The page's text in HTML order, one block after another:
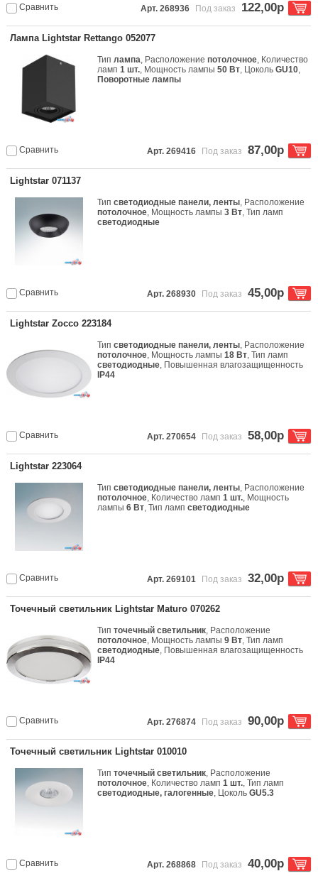
Сравнить Арт. 268936 Под заказ 122,00р
Лампа Lightstar Rettango 052077
Типлампа, Расположениепотолочное, Количество
ламп1 шт., Мощность лампы50 Вт, ЦокольGU10,
Поворотные лампы
Сравнить Арт. 269416 Под заказ 87,00р
Lightstar 071137
Типсветодиодные панели, ленты, Расположение
потолочное, Мощность лампы3 Вт, Тип ламп
светодиодные
Сравнить Арт. 268930 Под заказ 45,00р
Lightstar Zocco 223184
Типсветодиодные панели, ленты, Расположение
потолочное, Мощность лампы18 Вт, Тип ламп
светодиодные, Повышенная влагозащищенность
IP44
Сравнить Арт. 270654 Под заказ 58,00р
Lightstar 223064
Типсветодиодные панели, ленты, Расположение
потолочное, Количество ламп1 шт., Мощность
лампы6 Вт, Тип лампсветодиодные
Сравнить Арт. 269101 Под заказ 32,00р
Точечный светильник Lightstar Maturo 070262
Типточечный светильник, Расположение
потолочное, Мощность лампы9 Вт, Тип ламп
светодиодные, Повышенная влагозащищенность
IP44
Сравнить Арт. 276874 Под заказ 90,00р
Точечный светильник Lightstar 010010
Типточечный светильник, Расположение
потолочное, Количество ламп1 шт., Тип ламп
светодиодные, галогенные, ЦокольGU5.3
Сравнить Арт. 268868 Под заказ 40,00р